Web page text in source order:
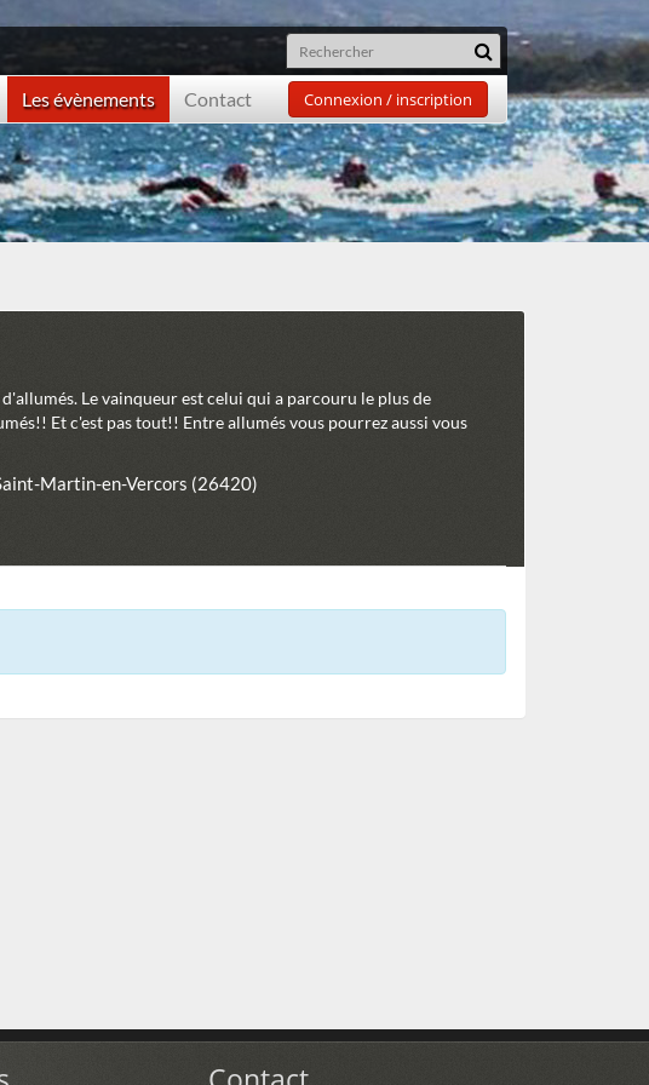
Les évènements Contact Connexion / inscription
Le vainqueur est celui qui a parcouru le plus de
Et c'est pas tout!! Entre allumés vous pourrez aussi vous
Martin-en-Vercors (26420)